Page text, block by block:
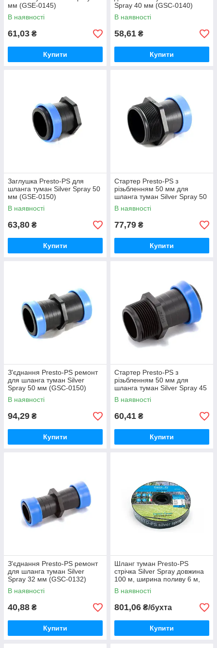
мм (GSE-0145)
В наявності
61,03 ₴
Купити
Spray 40 мм (GSC-0140)
В наявності
58,61 ₴
Купити
Заглушка Presto-PS для
шланга туман Silver Spray 50
мм (GSE-0150)
В наявності
63,80 ₴
Купити
Стартер Presto-PS з
різьбленням 50 мм для
шланга туман Silver Spray 50
мм (GSM-015063)
В наявності
77,79 ₴
Купити
З'єднання Presto-PS ремонт
для шланга туман Silver
Spray 50 мм (GSC-0150)
В наявності
94,29 ₴
Купити
Стартер Presto-PS з
різьбленням 50 мм для
шланга туман Silver Spray 45
мм (GSM-014563)
В наявності
60,41 ₴
Купити
З'єднання Presto-PS ремонт
для шланга туман Silver
Spray 32 мм (GSC-0132)
В наявності
40,88 ₴
Купити
Шланг туман Presto-PS
стрічка Silver Spray довжина
100 м, ширина поливу 6 м,
діаметр 32 мм (501008-7)
В наявності
801,06 ₴/бухта
Купити